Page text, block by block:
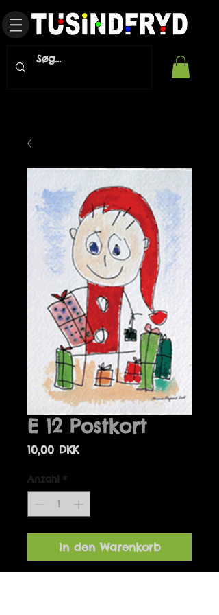
E 12 Postkort
10,00 DKKPreis
Anzahl *
In den Warenkorb